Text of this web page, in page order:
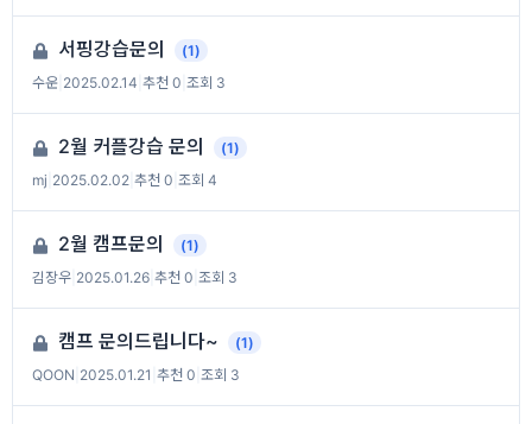
서핑강습문의
(1)
수운 2025.02.14 추천 0 조회 3
2월 커플강습 문의
(1)
mj 2025.02.02 추천 0 조회 4
2월 캠프문의
(1)
김장우 2025.01.26 추천 0 조회 3
캠프 문의드립니다~
(1)
QOON 2025.01.21 추천 0 조회 3